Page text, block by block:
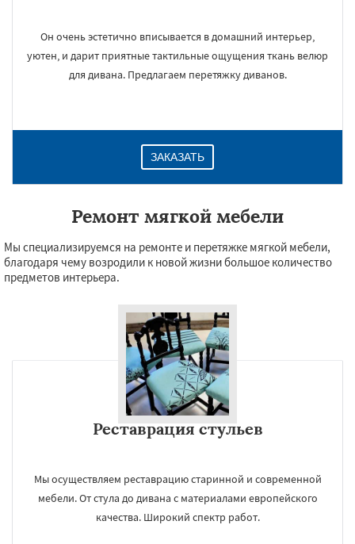
Он очень эстетично вписывается в домашний интерьер,
уютен, и дарит приятные тактильные ощущения ткань велюр
для дивана. Предлагаем перетяжку диванов.
ЗАКАЗАТЬ
Ремонт мягкой мебели
Мы специализируемся на ремонте и перетяжке мягкой мебели,
благодаря чему возродили к новой жизни большое количество
предметов интерьера.
Реставрация стульев
Мы осуществляем реставрацию старинной и современной
мебели. От стула до дивана с материалами европейского
качества. Широкий спектр работ.